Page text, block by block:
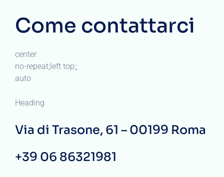
Come contattarci
center
no-repeat;left top;;
auto
Heading
Via di Trasone, 61 – 00199 Roma
+39 06 86321981